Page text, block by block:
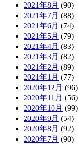
2021年8月 (90)
2021年7月 (88)
2021年6月 (74)
2021年5月 (79)
2021年4月 (83)
2021年3月 (82)
2021年2月 (89)
2021年1月 (77)
2020年12月 (96)
2020年11月 (56)
2020年10月 (99)
2020年9月 (54)
2020年8月 (92)
2020年7月 (90)